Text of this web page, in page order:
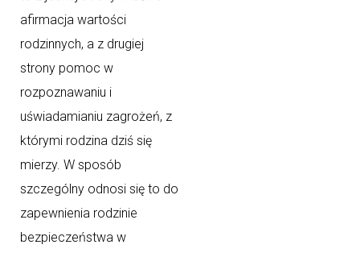
afirmacja wartości
rodzinnych, a z drugiej
strony pomoc w
rozpoznawaniu i
uświadamianiu zagrożeń, z
którymi rodzina dziś się
mierzy. W sposób
szczególny odnosi się to do
zapewnienia rodzinie
bezpieczeństwa w